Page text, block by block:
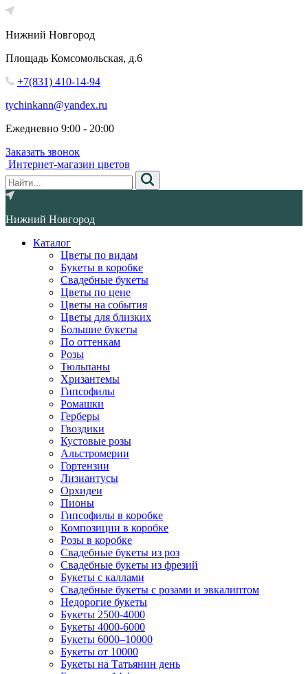
Нижний Новгород
Площадь Комсомольская, д.6
+7(831) 410-14-94
tychinkann@yandex.ru
Ежедневно 9:00 - 20:00
Заказать звонок
Интернет-магазин цветов
Нижний Новгород
Каталог
Цветы по видам
Букеты в коробке
Свадебные букеты
Цветы по цене
Цветы на события
Цветы для близких
Большие букеты
По оттенкам
Розы
Тюльпаны
Хризантемы
Гипсофилы
Ромашки
Герберы
Гвоздики
Кустовые розы
Альстромерии
Гортензии
Лизиантусы
Орхидеи
Пионы
Гипсофилы в коробке
Композиции в коробке
Розы в коробке
Свадебные букеты из роз
Свадебные букеты из фрезий
Букеты с каллами
Свадебные букеты с розами и эвкалиптом
Недорогие букеты
Букеты 2500-4000
Букеты 4000-6000
Букеты 6000–10000
Букеты от 10000
Букеты на Татьянин день